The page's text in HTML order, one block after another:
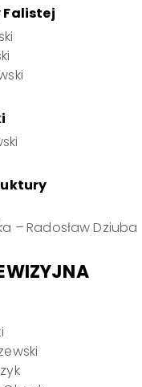
Falistej
– Radosław Dziuba